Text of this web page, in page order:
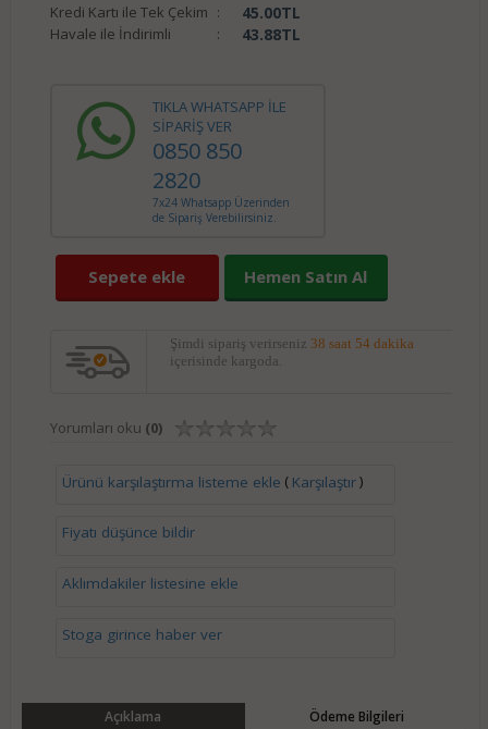
Kredi Kartı ile Tek Çekim : 45.00TL
Havale ile İndirimli : 43.88TL
TIKLA WHATSAPP İLE
SİPARİŞ VER
0850 850
2820
7x24 Whatsapp Üzerinden
de Sipariş Verebilirsiniz.
Sepete ekle Hemen Satın Al
Şimdi sipariş verirseniz 38 saat 54 dakika
içerisinde kargoda.
Yorumları oku (0)
Ürünü karşılaştırma listeme ekle ( Karşılaştır)
Fiyatı düşünce bildir
Aklımdakiler listesine ekle
Stoga girince haber ver
Açıklama
Ödeme Bilgileri